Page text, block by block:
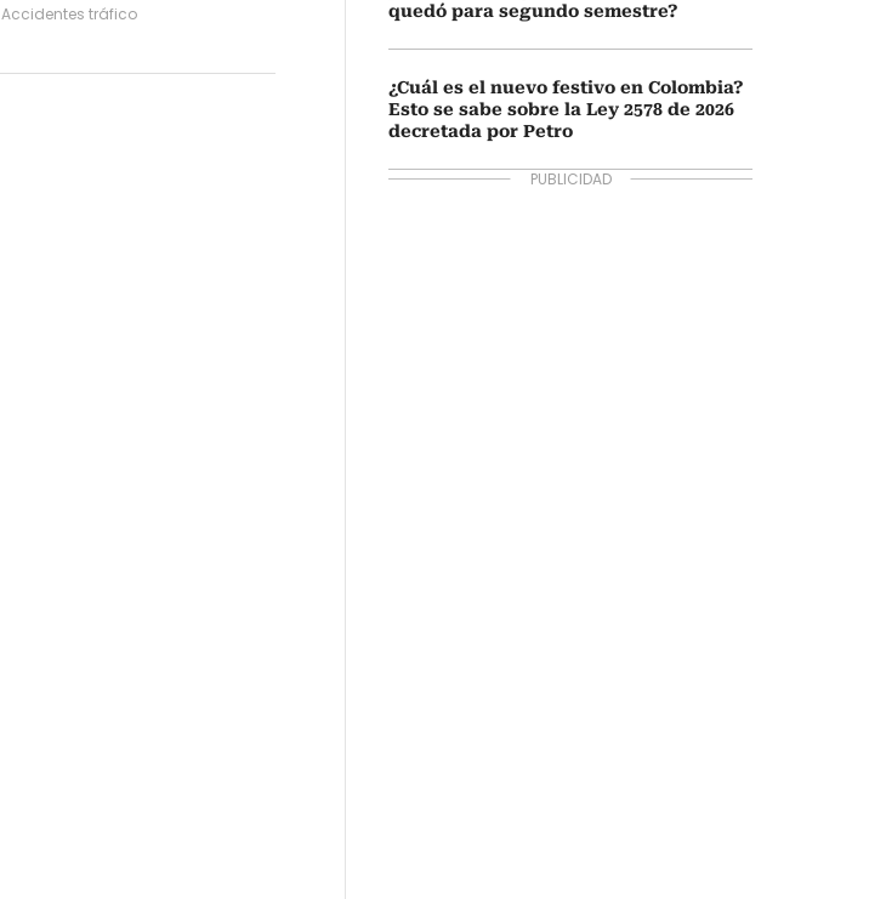
Accidentes tráfico
quedó para segundo semestre?
¿Cuál es el nuevo festivo en Colombia?
Esto se sabe sobre la Ley 2578 de 2026
decretada por Petro